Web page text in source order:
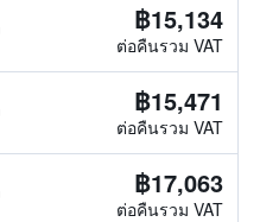
฿15,134
ต่อคืนรวม VAT
฿15,471
ต่อคืนรวม VAT
฿17,063
ต่อคืนรวม VAT